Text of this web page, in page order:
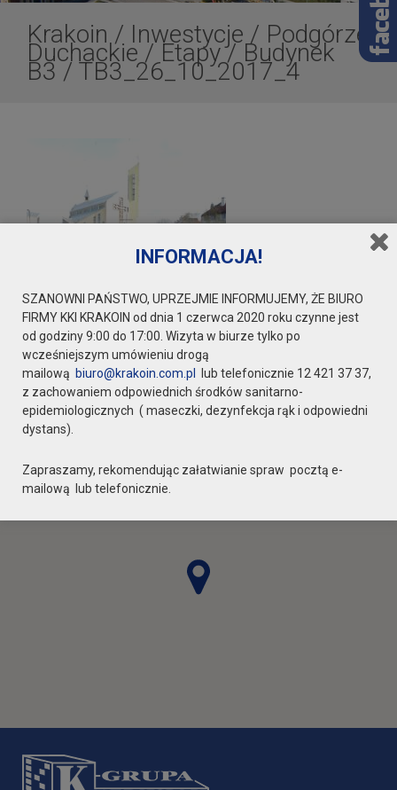
Krakoin / Inwestycje / Podgórze
Duchackie/ Etapy/Budynek
B3/ TB3_26_10_2017_4
INFORMACJA!
SZANOWNI PAŃSTWO, UPRZEJMIE INFORMUJEMY, ŻE BIURO
FIRMY KKI KRAKOIN od dnia 1 czerwca 2020 roku czynne jest
od godziny 9:00 do 17:00. Wizyta w biurze tylko po
wcześniejszym umówieniu drogą
mailową biuro@krakoin.com.pl lub telefonicznie 12 421 37 37,
z zachowaniem odpowiednich środków sanitarno-
epidemiologicznych ( maseczki, dezynfekcja rąk i odpowiedni
dystans).
Zapraszamy, rekomendując załatwianie spraw pocztą e-
mailową lub telefonicznie.